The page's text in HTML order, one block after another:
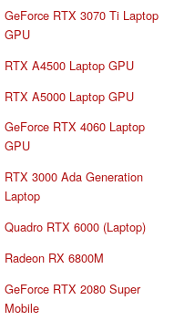
GeForce RTX 3070 Ti Laptop
GPU
RTX A4500 Laptop GPU
RTX A5000 Laptop GPU
GeForce RTX 4060 Laptop
GPU
RTX 3000 Ada Generation
Laptop
Quadro RTX 6000 (Laptop)
Radeon RX 6800M
GeForce RTX 2080 Super
Mobile